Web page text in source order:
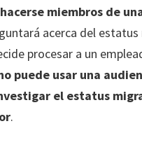
miembros de
acerca del
procesar a un
puede usar una
el estatus
.